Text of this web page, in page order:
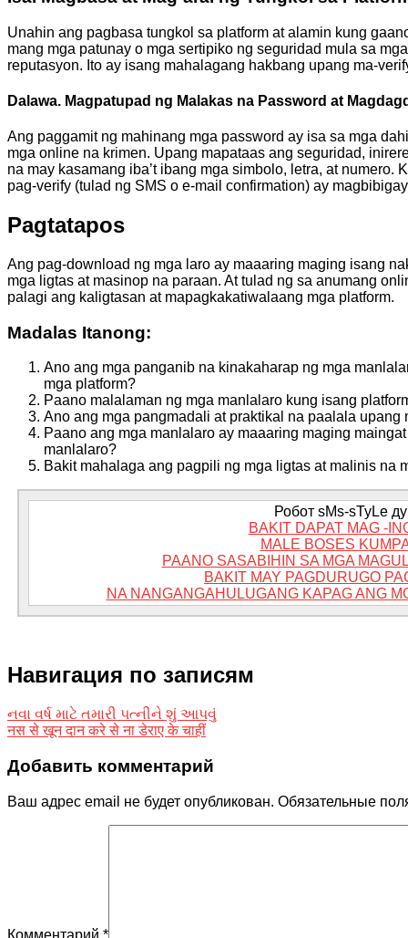
Unahin ang pagbasa tungkol sa platform at alamin kung
mang mga patunay o mga sertipiko ng seguridad mula sa
reputasyon. Ito ay isang mahalagang hakbang upang ma-
Dalawa. Magpatupad ng Malakas na Password at
Ang paggamit ng mahinang mga password ay isa sa mga
mga online na krimen. Upang mapataas ang seguridad,
na may kasamang iba’t ibang mga simbolo, letra, at
pag-verify (tulad ng SMS o e-mail confirmation) ay
Pagtatapos
Ang pag-download ng mga laro ay maaaring maging isang
mga ligtas at masinop na paraan. At tulad ng sa anumang
palagi ang kaligtasan at mapagkakatiwalaang mga platform.
Madalas Itanong:
Ano ang mga panganib na kinakaharap ng mga
mga platform?
Paano malalaman ng mga manlalaro kung isang
Ano ang mga pangmadali at praktikal na paalala
Paano ang mga manlalaro ay maaaring maging
manlalaro?
Bakit mahalaga ang pagpili ng mga ligtas at malinis na
Робот sMs-sTyLe
BAKIT DAPAT MAG -
MALE BOSES
PAANO SASABIHIN SA MGA
BAKIT MAY PAGDURUGO
NA NANGANGAHULUGANG KAPAG ANG
Навигация по записям
નવા વર્ષ માટે તમારી પત્નીને શું આપવું
नस से खून दान करे से ना डेराए के चाहीं
Добавить комментарий
Ваш адрес email не будет опубликован. Обязательные
Комментарий *